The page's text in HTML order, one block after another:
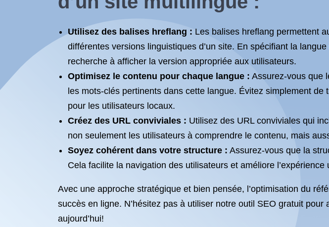
Utilisez des balises hreflang : Les balises hreflang permettent
différentes versions linguistiques d’un site. En spécifiant la
recherche à afficher la version appropriée aux utilisateurs.
Optimisez le contenu pour chaque langue : Assurez-vous que
les mots-clés pertinents dans cette langue. Évitez simplement
pour les utilisateurs locaux.
Créez des URL conviviales : Utilisez des URL conviviales qui
non seulement les utilisateurs à comprendre le contenu, mais
Soyez cohérent dans votre structure : Assurez-vous que la
Cela facilite la navigation des utilisateurs et améliore l’expérience
Avec une approche stratégique et bien pensée, l’optimisation du
succès en ligne. N’hésitez pas à utiliser notre outil SEO gratuit
aujourd’hui!